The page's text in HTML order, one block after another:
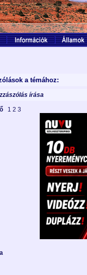
a témához:
írása
1 2 3